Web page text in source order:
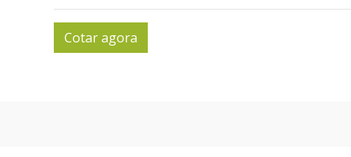
Cotar agora